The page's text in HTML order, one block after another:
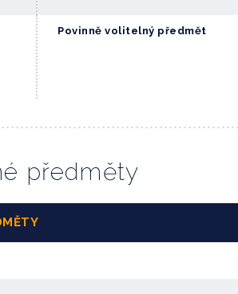
Povinně volitelný předmět
předměty